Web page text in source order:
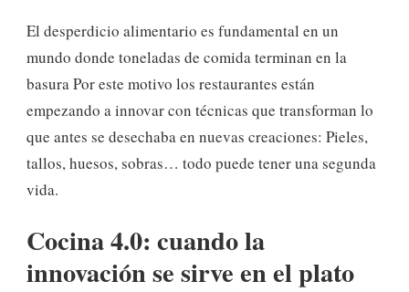
El desperdicio alimentario es fundamental en un
mundo donde toneladas de comida terminan en la
basura Por este motivo los restaurantes están
empezando a innovar con técnicas que transforman lo
que antes se desechaba en nuevas creaciones: Pieles,
tallos, huesos, sobras… todo puede tener una segunda
vida.
Cocina 4.0: cuando la
innovación se sirve en el plato